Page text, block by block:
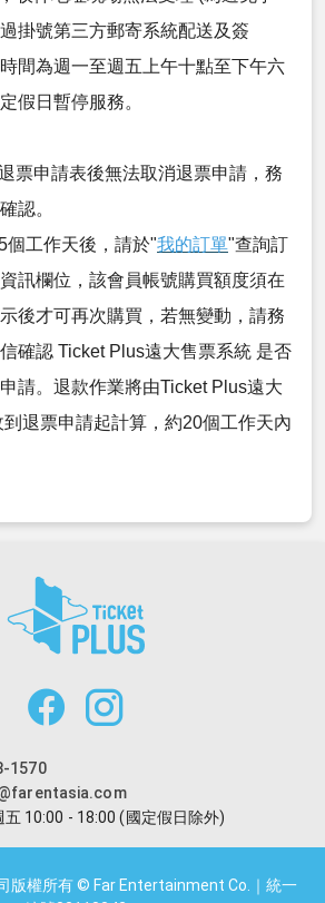
掛號第三方郵寄系統配送及簽
間為週一至週五上午十點至下午六
假日暫停服務。
票申請表後無法取消退票申請，務
認。
個工作天後，請於"我的訂單"查詢訂
訊欄位，該會員帳號購買額度須在
後才可再次購買，若無變動，請務
確認 Ticket Plus遠大售票系統 是否
請。退款作業將由Ticket Plus遠大
退票申請起計算，約20個工作天內
1570
五 10:00 - 18:00 (國定假日除外)
版權所有 © Far Entertainment Co.｜統一